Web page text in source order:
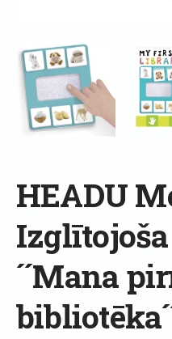
HEADU
´´Mana